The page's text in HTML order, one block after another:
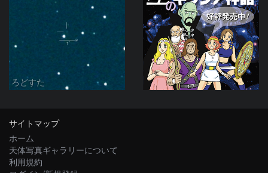
ろどすた
サイトマップ
ホーム
天体写真ギャラリーについて
利用規約